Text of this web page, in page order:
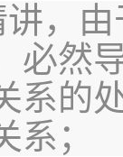
，
必然
系的
；